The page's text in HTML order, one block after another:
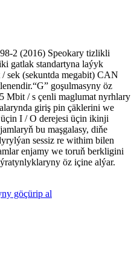
2 (2016) Speokary tizlikli
gatlak standartyna laýyk
sek (sekuntda megabit) CAN
goşulmasyny öz
Mbit / s çenli maglumat nyrhlary
giriş pin çäklerini we
I / O derejesi üçin ikinji
bu maşgalasy, diňe
sessiz re withim bilen
enjamy we toruň berkligini
öz içine alýar.
göçürip al